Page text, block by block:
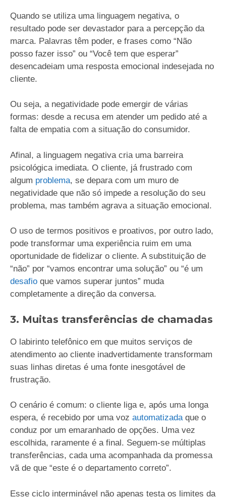
Quando se utiliza uma linguagem negativa, o
resultado pode ser devastador para a percepção da
marca. Palavras têm poder, e frases como “Não
posso fazer isso” ou “Você tem que esperar”
desencadeiam uma resposta emocional indesejada no
cliente.
Ou seja, a negatividade pode emergir de várias
formas: desde a recusa em atender um pedido até a
falta de empatia com a situação do consumidor.
Afinal, a linguagem negativa cria uma barreira
psicológica imediata. O cliente, já frustrado com
algum problema, se depara com um muro de
negatividade que não só impede a resolução do seu
problema, mas também agrava a situação emocional.
O uso de termos positivos e proativos, por outro lado,
pode transformar uma experiência ruim em uma
oportunidade de fidelizar o cliente. A substituição de
“não” por “vamos encontrar uma solução” ou “é um
desafio que vamos superar juntos” muda
completamente a direção da conversa.
3. Muitas transferências de chamadas
O labirinto telefônico em que muitos serviços de
atendimento ao cliente inadvertidamente transformam
suas linhas diretas é uma fonte inesgotável de
frustração.
O cenário é comum: o cliente liga e, após uma longa
espera, é recebido por uma voz automatizada que o
conduz por um emaranhado de opções. Uma vez
escolhida, raramente é a final. Seguem-se múltiplas
transferências, cada uma acompanhada da promessa
vã de que “este é o departamento correto”.
Esse ciclo interminável não apenas testa os limites da